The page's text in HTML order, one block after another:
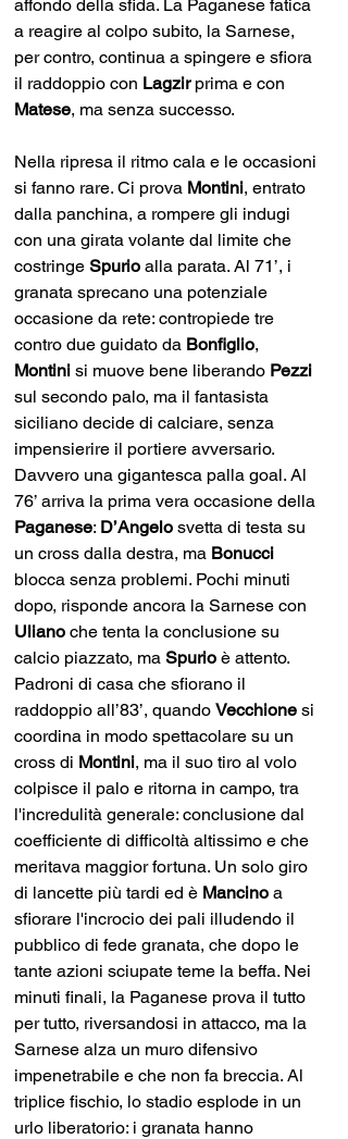
affondo della sfida. La Paganese fatica
a reagire al colpo subito, la Sarnese,
per contro, continua a spingere e sfiora
il raddoppio con Lagzir prima e con
Matese, ma senza successo.
Nella ripresa il ritmo cala e le occasioni
si fanno rare. Ci prova Montini, entrato
dalla panchina, a rompere gli indugi
con una girata volante dal limite che
costringe Spurio alla parata. Al 71’, i
granata sprecano una potenziale
occasione da rete: contropiede tre
contro due guidato da Bonfiglio,
Montini si muove bene liberando Pezzi
sul secondo palo, ma il fantasista
siciliano decide di calciare, senza
impensierire il portiere avversario.
Davvero una gigantesca palla goal. Al
76’ arriva la prima vera occasione della
Paganese: D’Angelo svetta di testa su
un cross dalla destra, ma Bonucci
blocca senza problemi. Pochi minuti
dopo, risponde ancora la Sarnese con
Uliano che tenta la conclusione su
calcio piazzato, ma Spurio è attento.
Padroni di casa che sfiorano il
raddoppio all’83’, quando Vecchione si
coordina in modo spettacolare su un
cross di Montini, ma il suo tiro al volo
colpisce il palo e ritorna in campo, tra
l'incredulità generale: conclusione dal
coefficiente di difficoltà altissimo e che
meritava maggior fortuna. Un solo giro
di lancette più tardi ed è Mancino a
sfiorare l'incrocio dei pali illudendo il
pubblico di fede granata, che dopo le
tante azioni sciupate teme la beffa. Nei
minuti finali, la Paganese prova il tutto
per tutto, riversandosi in attacco, ma la
Sarnese alza un muro difensivo
impenetrabile e che non fa breccia. Al
triplice fischio, lo stadio esplode in un
urlo liberatorio: i granata hanno